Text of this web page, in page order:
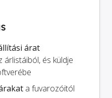
árat
árlistáiból, és küldje
a fuvarozóitól